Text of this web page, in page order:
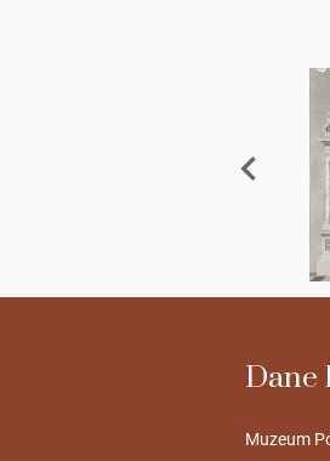
Dane
Muzeum